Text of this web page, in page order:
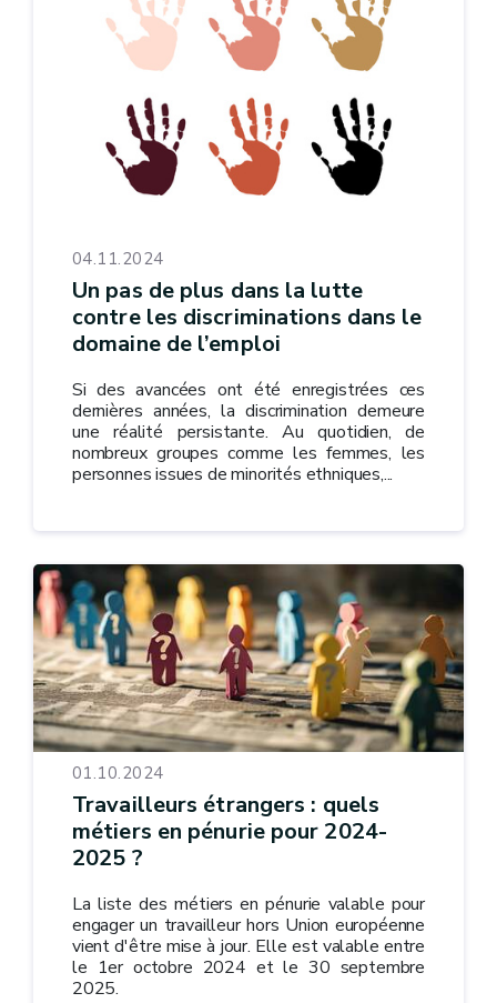
04.11.2024
Un pas de plus dans la lutte
contre les discriminations dans le
domaine de l’emploi
Si des avancées ont été enregistrées ces
dernières années, la discrimination demeure
une réalité persistante. Au quotidien, de
nombreux groupes comme les femmes, les
personnes issues de minorités ethniques,...
01.10.2024
Travailleurs étrangers : quels
métiers en pénurie pour 2024-
2025 ?
La liste des métiers en pénurie valable pour
engager un travailleur hors Union européenne
vient d'être mise à jour. Elle est valable entre
le 1er octobre 2024 et le 30 septembre
2025.